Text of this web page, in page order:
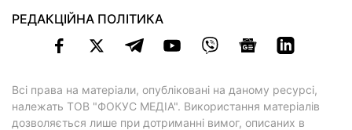
РЕДАКЦІЙНА ПОЛІТИКА
Всі права на матеріали, опубліковані на даному ресурсі,
належать ТОВ "ФОКУС МЕДІА". Використання матеріалів
дозволяється лише при дотриманні вимог, описаних в